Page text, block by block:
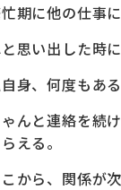
期に他の仕事
思い出した時
身、何度もある
んと連絡を続
える。
から、関係が